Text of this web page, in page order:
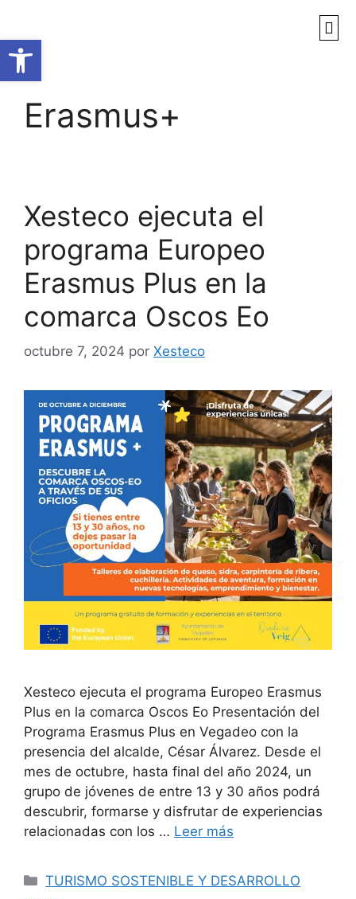
Erasmus+
Xesteco ejecuta el
programa Europeo
Erasmus Plus en la
comarca Oscos Eo​
octubre 7, 2024 por Xesteco
Xesteco ejecuta el programa Europeo Erasmus
Plus en la comarca Oscos Eo Presentación del
Programa Erasmus Plus en Vegadeo con la
presencia del alcalde, César Álvarez. Desde el
mes de octubre, hasta final del año 2024, un
grupo de jóvenes de entre 13 y 30 años podrá
descubrir, formarse y disfrutar de experiencias
relacionadas con los … Leer más
TURISMO SOSTENIBLE Y DESARROLLO
Abrir barra de herramientas